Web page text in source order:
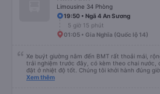
Limousine 34 Phòng
19:50 • Ngã 4 An Sương
5 giờ 15 phút
01:05 • Gia Nghĩa (Quốc lộ 14)
Xe buýt giường nằm đến BMT rất thoải mái,
trải nghiệm trước đây, có kèm theo chai nước,
đặt ở nhiệt độ tốt. Chúng tôi khởi hành đúng
phút. Tài xế rất tuyệt so với những tài xế khác
Xem thêm